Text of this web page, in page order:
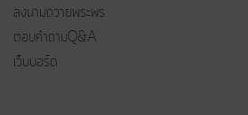
ลงนามถวายพระพร
ตอบคำถามQ&A
เว็บบอร์ด